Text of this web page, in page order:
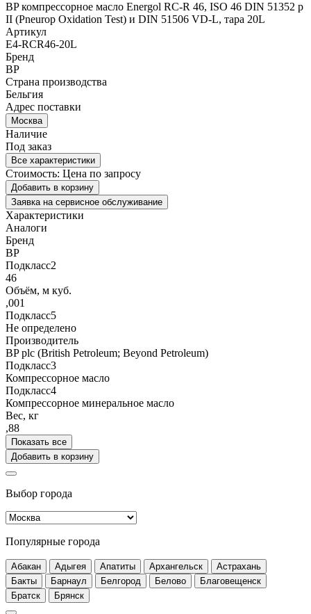
BP компрессорное масло Energol RC-R 46, ISO 46 DIN 51352 p
II (Pneurop Oxidation Test) и DIN 51506 VD-L, тара 20L
Артикул
E4-RCR46-20L
Бренд
BP
Страна производства
Бельгия
Адрес поставки
Москва
Наличие
Под заказ
Все характеристики
Стоимость: Цена по запросу
Добавить в корзину
Заявка на сервисное обслуживание
Характеристики
Аналоги
Бренд
BP
Подкласс2
46
Объём, м куб.
,001
Подкласс5
Не определено
Производитель
BP plc (British Petroleum; Beyond Petroleum)
Подкласс3
Компрессорное масло
Подкласс4
Компрессорное минеральное масло
Вес, кг
,88
Показать все
Добавить в корзину
Выбор города
Популярные города
Абакан Адыгея Апатиты Архангельск
Астрахань
Бакты
Барнаул Белгород Белово
Благовещенск
Братск
Брянск